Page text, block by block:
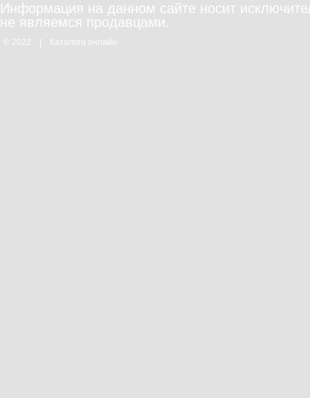
Информация на данном сайте носит
не являемся продавцами.
© 2022 Каталоги онлайн